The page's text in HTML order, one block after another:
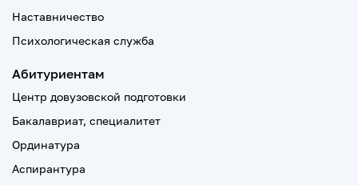
Наставничество
Психологическая служба
Абитуриентам
Центр довузовской подготовки
Бакалавриат, специалитет
Ординатура
Аспирантура